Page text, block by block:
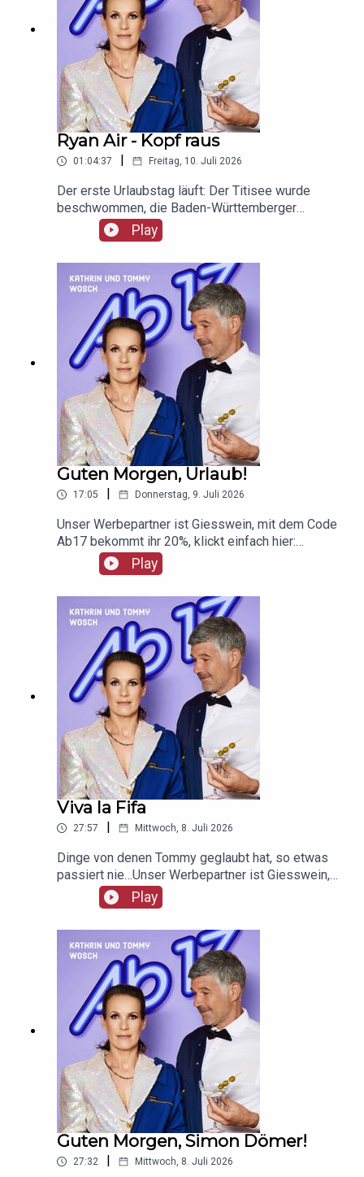
Ryan Air - Kopf raus
01:04:37 Freitag, 10. Juli 2026
Der erste Urlaubstag läuft: Der Titisee wurde
beschwommen, die Baden-Württemberger
ausgecheckt und Alpine Divorce unter die Lupe
genommen. Freut euch – aber nicht zu früh, okay?
Unser Werbepartner ist Giesswein, mit dem Code
Ab17 bekommt ihr 20%, klickt einfach hier:
https://serv.linkster.co/r/1qdkaSnEW5
Play
Guten Morgen, Urlaub!
17:05 Donnerstag, 9. Juli 2026
Unser Werbepartner ist Giesswein, mit dem Code
Ab17 bekommt ihr 20%, klickt einfach hier:
https://serv.linkster.co/r/1qdkaSnEW5
Play
Viva la Fifa
27:57 Mittwoch, 8. Juli 2026
Dinge von denen Tommy geglaubt hat, so etwas
passiert nie…Unser Werbepartner ist Giesswein,
mit dem Code Ab17 bekommt ihr 20%, klickt
einfach hier:
https://serv.linkster.co/r/1qdkaSnEW5
Play
Guten Morgen, Simon Dömer!
27:32 Mittwoch, 8. Juli 2026